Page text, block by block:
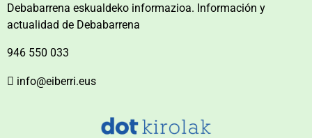
Debabarrena eskualdeko informazioa. Información y
actualidad de Debabarrena
946 550 033
info@eiberri.eus